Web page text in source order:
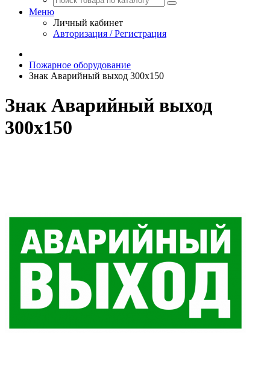
Меню
Личный кабинет
Авторизация / Регистрация
Пожарное оборудование
Знак Аварийный выход 300х150
Знак Аварийный выход
300х150